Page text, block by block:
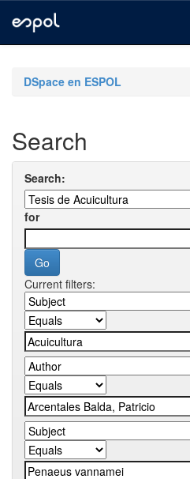
navigationDSpace en ESPOL
Search
Search:
for
Current filters: